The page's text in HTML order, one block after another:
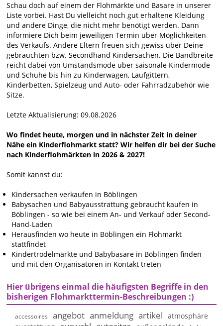
Schau doch auf einem der Flohmärkte und Basare in unserer
Liste vorbei. Hast Du vielleicht noch gut erhaltene Kleidung
und andere Dinge, die nicht mehr benötigt werden. Dann
informiere Dich beim jeweiligen Termin über Möglichkeiten
des Verkaufs. Andere Eltern freuen sich gewiss über Deine
gebrauchten bzw. Secondhand Kindersachen. Die Bandbreite
reicht dabei von Umstandsmode über saisonale Kindermode
und Schuhe bis hin zu Kinderwagen, Laufgittern,
Kinderbetten, Spielzeug und Auto- oder Fahrradzubehör wie
Sitze.
Letzte Aktualisierung: 09.08.2026
Wo findet heute, morgen und in nächster Zeit in deiner
Nähe ein Kinderflohmarkt statt? Wir helfen dir bei der Suche
nach Kinderflohmärkten in 2026 & 2027!
Somit kannst du:
Kindersachen verkaufen in Böblingen
Babysachen und Babyausstrattung gebraucht kaufen in
Böblingen - so wie bei einem An- und Verkauf oder Second-
Hand-Laden
Herausfinden wo heute in Böblingen ein Flohmarkt
stattfindet
Kindertrödelmärkte und Babybasare in Böblingen finden
und mit den Organisatoren in Kontakt treten
Hier übrigens einmal die häufigsten Begriffe in den
bisherigen Flohmarkttermin-Beschreibungen :)
accessoires angebot anmeldung artikel atmosphäre